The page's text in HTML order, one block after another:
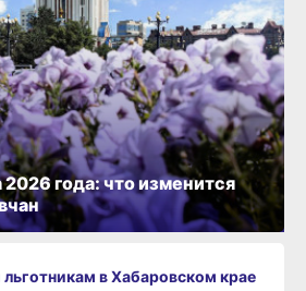
в Хабаровском крае
2026 года: что изменится